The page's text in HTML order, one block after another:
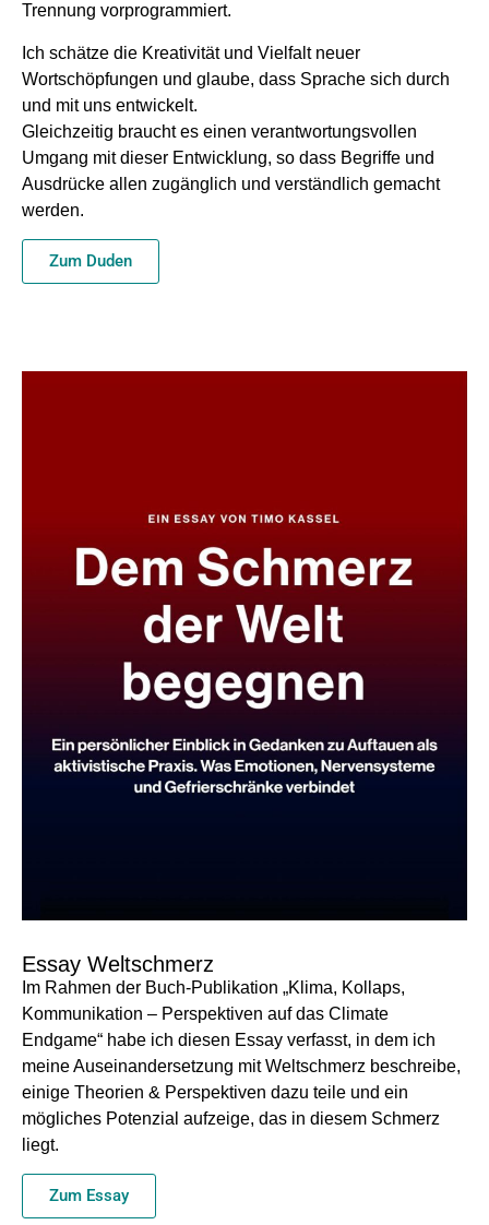
Trennung vorprogrammiert.
Ich schätze die Kreativität und Vielfalt neuer
Wortschöpfungen und glaube, dass Sprache sich durch
und mit uns entwickelt.
Gleichzeitig braucht es einen verantwortungsvollen
Umgang mit dieser Entwicklung, so dass Begriffe und
Ausdrücke allen zugänglich und verständlich gemacht
werden.
Zum Duden
Essay Weltschmerz
Im Rahmen der Buch-Publikation „Klima, Kollaps,
Kommunikation – Perspektiven auf das Climate
Endgame“ habe ich diesen Essay verfasst, in dem ich
meine Auseinandersetzung mit Weltschmerz beschreibe,
einige Theorien & Perspektiven dazu teile und ein
mögliches Potenzial aufzeige, das in diesem Schmerz
liegt.
Zum Essay